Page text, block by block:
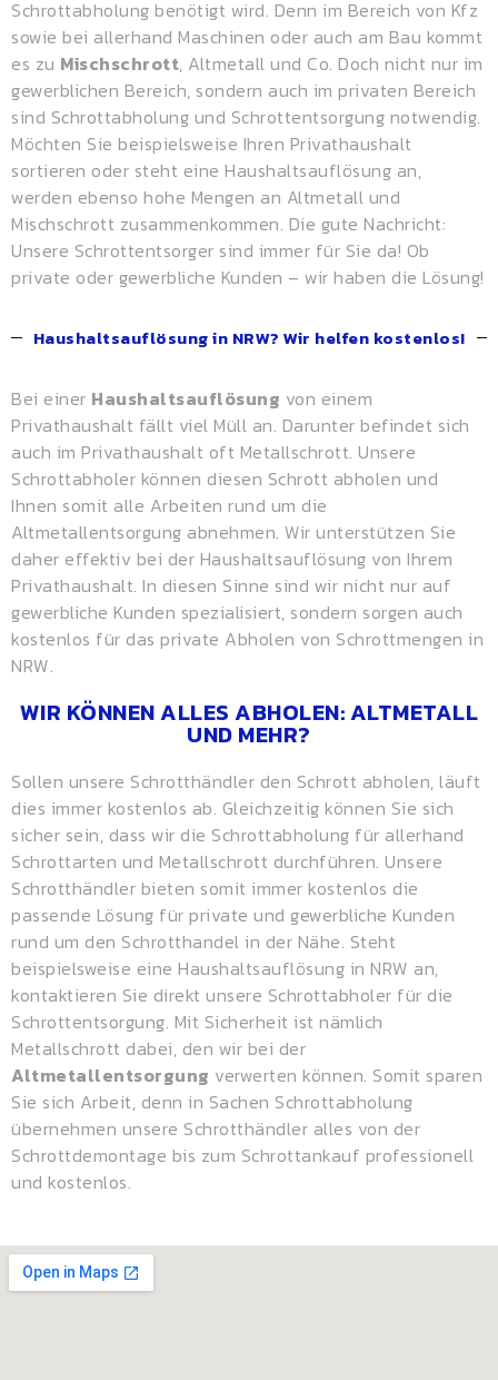
Schrottabholung benötigt wird. Denn im Bereich von Kfz
sowie bei allerhand Maschinen oder auch am Bau kommt
es zu Mischschrott, Altmetall und Co. Doch nicht nur im
gewerblichen Bereich, sondern auch im privaten Bereich
sind Schrottabholung und Schrottentsorgung notwendig.
Möchten Sie beispielsweise Ihren Privathaushalt
sortieren oder steht eine Haushaltsauflösung an,
werden ebenso hohe Mengen an Altmetall und
Mischschrott zusammenkommen. Die gute Nachricht:
Unsere Schrottentsorger sind immer für Sie da! Ob
private oder gewerbliche Kunden – wir haben die Lösung!
Haushaltsauflösung in NRW? Wir helfen kostenlos!
Bei einer Haushaltsauflösung von einem
Privathaushalt fällt viel Müll an. Darunter befindet sich
auch im Privathaushalt oft Metallschrott. Unsere
Schrottabholer können diesen Schrott abholen und
Ihnen somit alle Arbeiten rund um die
Altmetallentsorgung abnehmen. Wir unterstützen Sie
daher effektiv bei der Haushaltsauflösung von Ihrem
Privathaushalt. In diesen Sinne sind wir nicht nur auf
gewerbliche Kunden spezialisiert, sondern sorgen auch
kostenlos für das private Abholen von Schrottmengen in
NRW.
WIR KÖNNEN ALLES ABHOLEN: ALTMETALL
UND MEHR?
Sollen unsere Schrotthändler den Schrott abholen, läuft
dies immer kostenlos ab. Gleichzeitig können Sie sich
sicher sein, dass wir die Schrottabholung für allerhand
Schrottarten und Metallschrott durchführen. Unsere
Schrotthändler bieten somit immer kostenlos die
passende Lösung für private und gewerbliche Kunden
rund um den Schrotthandel in der Nähe. Steht
beispielsweise eine Haushaltsauflösung in NRW an,
kontaktieren Sie direkt unsere Schrottabholer für die
Schrottentsorgung. Mit Sicherheit ist nämlich
Metallschrott dabei, den wir bei der
Altmetallentsorgung verwerten können. Somit sparen
Sie sich Arbeit, denn in Sachen Schrottabholung
übernehmen unsere Schrotthändler alles von der
Schrottdemontage bis zum Schrottankauf professionell
und kostenlos.